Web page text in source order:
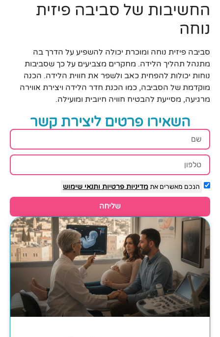
החשיבות של סביבה פיזית
נוחה
סביבה פיזית נוחה ומוכרת יכולה להשפיע על הדרך בה
מתנהל תהליך הלידה. מחקרים מצביעים על כך שסביבות
נוחות יכולות להפחית כאב ולשפר את חווית הלידה. הכנה
מוקדמת של הסביבה, כמו הכנת חדר הלידה ויצירת אווירה
מרגיעה, מסייעת להבטיח חוויה חיובית ומועילה.
השאירו פרטים ליצירת קשר
הנכם מאשרים אתמדיניות פרטיות ותנאי שימוש
שליחה